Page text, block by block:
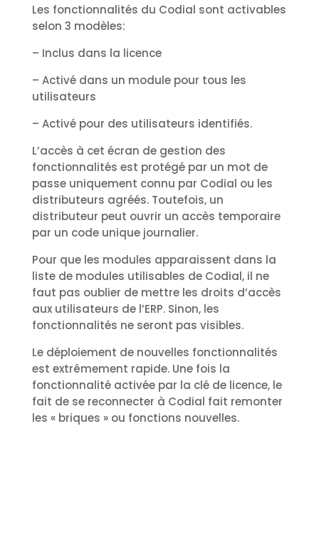
Les fonctionnalités du Codial sont activables
selon 3 modèles:
– Inclus dans la licence
– Activé dans un module pour tous les
utilisateurs
– Activé pour des utilisateurs identifiés.
L’accès à cet écran de gestion des
fonctionnalités est protégé par un mot de
passe uniquement connu par Codial ou les
distributeurs agréés. Toutefois, un
distributeur peut ouvrir un accès temporaire
par un code unique journalier.
Pour que les modules apparaissent dans la
liste de modules utilisables de Codial, il ne
faut pas oublier de mettre les droits d’accès
aux utilisateurs de l’ERP. Sinon, les
fonctionnalités ne seront pas visibles.
Le déploiement de nouvelles fonctionnalités
est extrêmement rapide. Une fois la
fonctionnalité activée par la clé de licence, le
fait de se reconnecter à Codial fait remonter
les « briques » ou fonctions nouvelles.